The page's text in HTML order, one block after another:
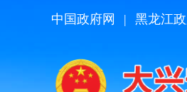
中国政府网 | 黑龙江